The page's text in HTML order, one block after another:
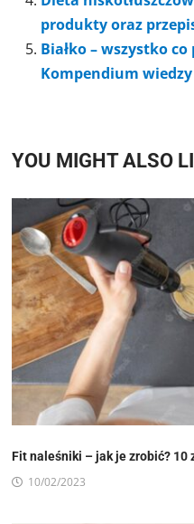
produkty oraz
Białko – wszystko
Kompendium wiedzy
YOU MIGHT ALSO
Fit naleśniki – jak je zrobić? 10
10/02/2023